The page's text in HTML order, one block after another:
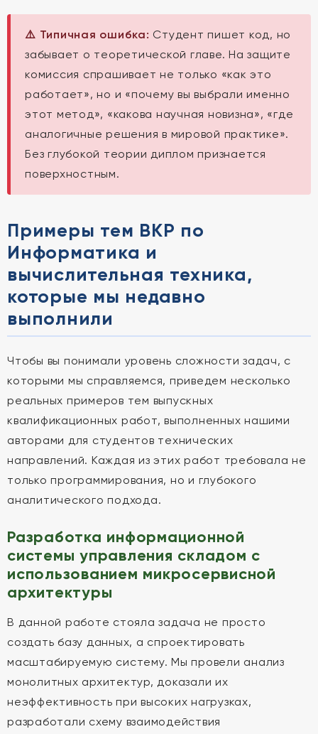
⚠️ Типичная ошибка: Студент пишет код, но
забывает о теоретической главе. На защите
комиссия спрашивает не только «как это
работает», но и «почему вы выбрали именно
этот метод», «какова научная новизна», «где
аналогичные решения в мировой практике».
Без глубокой теории диплом признается
поверхностным.
Примеры тем ВКР по
Информатика и
вычислительная техника,
которые мы недавно
выполнили
Чтобы вы понимали уровень сложности задач, с
которыми мы справляемся, приведем несколько
реальных примеров тем выпускных
квалификационных работ, выполненных нашими
авторами для студентов технических
направлений. Каждая из этих работ требовала не
только программирования, но и глубокого
аналитического подхода.
Разработка информационной
системы управления складом с
использованием микросервисной
архитектуры
В данной работе стояла задача не просто
создать базу данных, а спроектировать
масштабируемую систему. Мы провели анализ
монолитных архитектур, доказали их
неэффективность при высоких нагрузках,
разработали схему взаимодействия